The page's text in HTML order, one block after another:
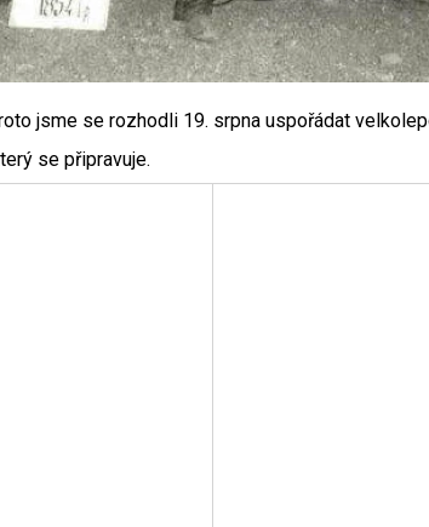
jsme se rozhodli 19. srpna uspořádat
se připravuje.